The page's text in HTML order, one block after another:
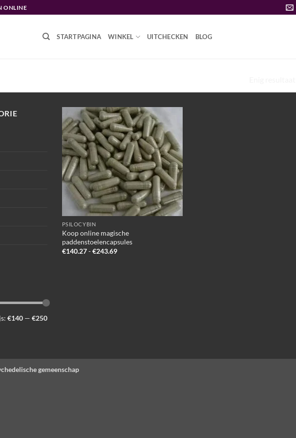
ONLINE
STARTPAGINA WINKEL UITCHECKEN BLOG
€140 — €250
Add to
wishlist
PSILOCYBIN
Koop online magische
paddenstoelencapsules
€140.27-€243.69Prijsklasse:
gemeenschap